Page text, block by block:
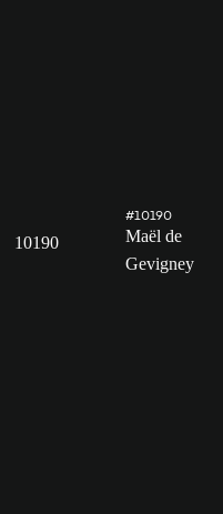
10190
#10190
Maël de
Gevigney